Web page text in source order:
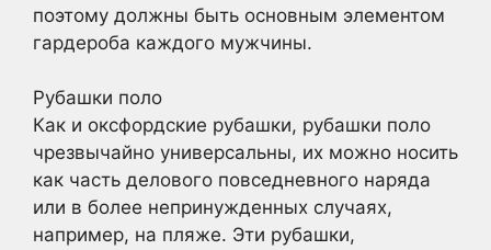
поэтому должны быть основным элементом
гардероба каждого мужчины.
Рубашки поло
Как и оксфордские рубашки, рубашки поло
чрезвычайно универсальны, их можно носить
как часть делового повседневного наряда
или в более непринужденных случаях,
например, на пляже. Эти рубашки,